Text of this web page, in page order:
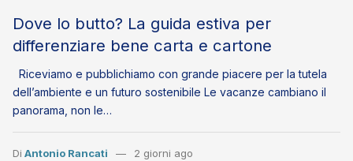
Dove lo butto? La guida estiva per
differenziare bene carta e cartone
Riceviamo e pubblichiamo con grande piacere per la tutela
dell’ambiente e un futuro sostenibile Le vacanze cambiano il
panorama, non le…
Di Antonio Rancati 2 giorni ago